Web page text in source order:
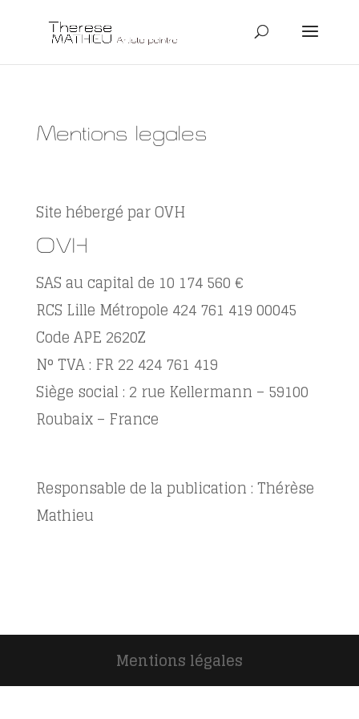
Mentions légales
Site hébergé par OVH
OVH
SAS au capital de 10 174 560 €
RCS Lille Métropole 424 761 419 00045
Code APE 2620Z
N° TVA : FR 22 424 761 419
Siège social : 2 rue Kellermann – 59100
Roubaix – France
Responsable de la publication : Thérèse
Mathieu
Mentions légales